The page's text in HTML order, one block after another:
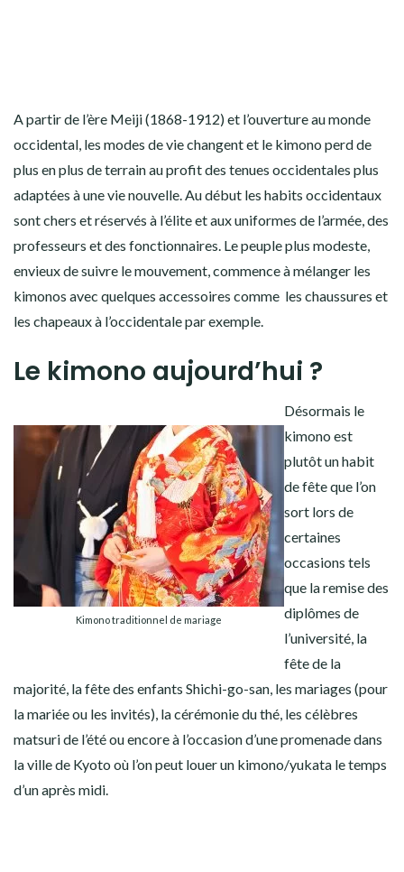
A partir de l’ère Meiji (1868-1912) et l’ouverture au monde
occidental, les modes de vie changent et le kimono perd de
plus en plus de terrain au profit des tenues occidentales plus
adaptées à une vie nouvelle. Au début les habits occidentaux
sont chers et réservés à l’élite et aux uniformes de l’armée, des
professeurs et des fonctionnaires. Le peuple plus modeste,
envieux de suivre le mouvement, commence à mélanger les
kimonos avec quelques accessoires comme les chaussures et
les chapeaux à l’occidentale par exemple.
Le kimono aujourd’hui ?
Kimono traditionnel de mariage
Désormais le
kimono est
plutôt un habit
de fête que l’on
sort lors de
certaines
occasions tels
que la remise des
diplômes de
l’université, la
fête de la
majorité, la fête des enfants Shichi-go-san, les mariages (pour
la mariée ou les invités), la cérémonie du thé, les célèbres
matsuri de l’été ou encore à l’occasion d’une promenade dans
la ville de Kyoto où l’on peut louer un kimono/yukata le temps
d’un après midi.